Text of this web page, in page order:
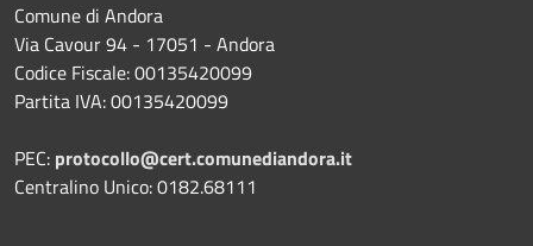
Comune di Andora
Via Cavour 94 - 17051 - Andora
Codice Fiscale: 00135420099
Partita IVA: 00135420099
PEC: protocollo@cert.comunediandora.it
Centralino Unico: 0182.68111